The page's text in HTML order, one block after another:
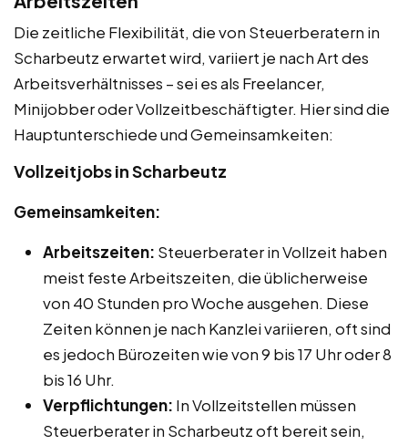
Die zeitliche Flexibilität, die von Steuerberatern in
Scharbeutz erwartet wird, variiert je nach Art des
Arbeitsverhältnisses – sei es als Freelancer,
Minijobber oder Vollzeitbeschäftigter. Hier sind die
Hauptunterschiede und Gemeinsamkeiten:
Vollzeitjobs in Scharbeutz
Gemeinsamkeiten:
Arbeitszeiten: Steuerberater in Vollzeit haben
meist feste Arbeitszeiten, die üblicherweise
von 40 Stunden pro Woche ausgehen. Diese
Zeiten können je nach Kanzlei variieren, oft sind
es jedoch Bürozeiten wie von 9 bis 17 Uhr oder 8
bis 16 Uhr.
Verpflichtungen: In Vollzeitstellen müssen
Steuerberater in Scharbeutz oft bereit sein,